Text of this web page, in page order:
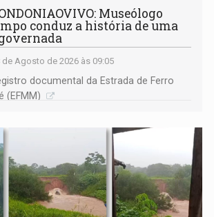
Museólogo
conduz a história de uma
de Agosto de 2026 às 09:05
documental da Estrada de Ferro
(EFMM)